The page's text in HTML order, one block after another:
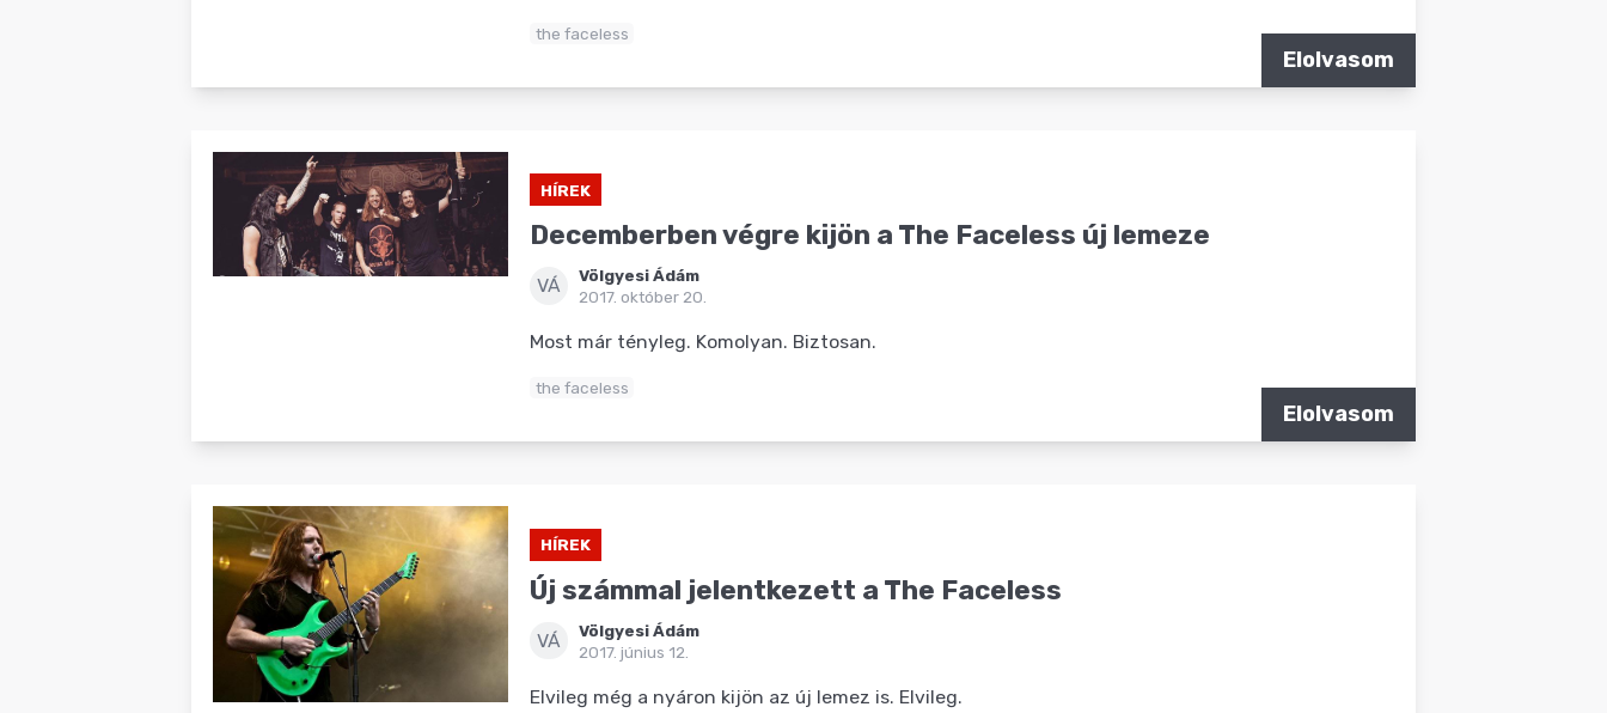
the faceless
Elolvasom
HÍREK
Decemberben végre kijön a The Faceless új lemeze
VÁ
Völgyesi Ádám
2017. október 20.
Most már tényleg. Komolyan. Biztosan.
the faceless
Elolvasom
HÍREK
Új számmal jelentkezett a The Faceless
VÁ
Völgyesi Ádám
2017. június 12.
Elvileg még a nyáron kijön az új lemez is. Elvileg.